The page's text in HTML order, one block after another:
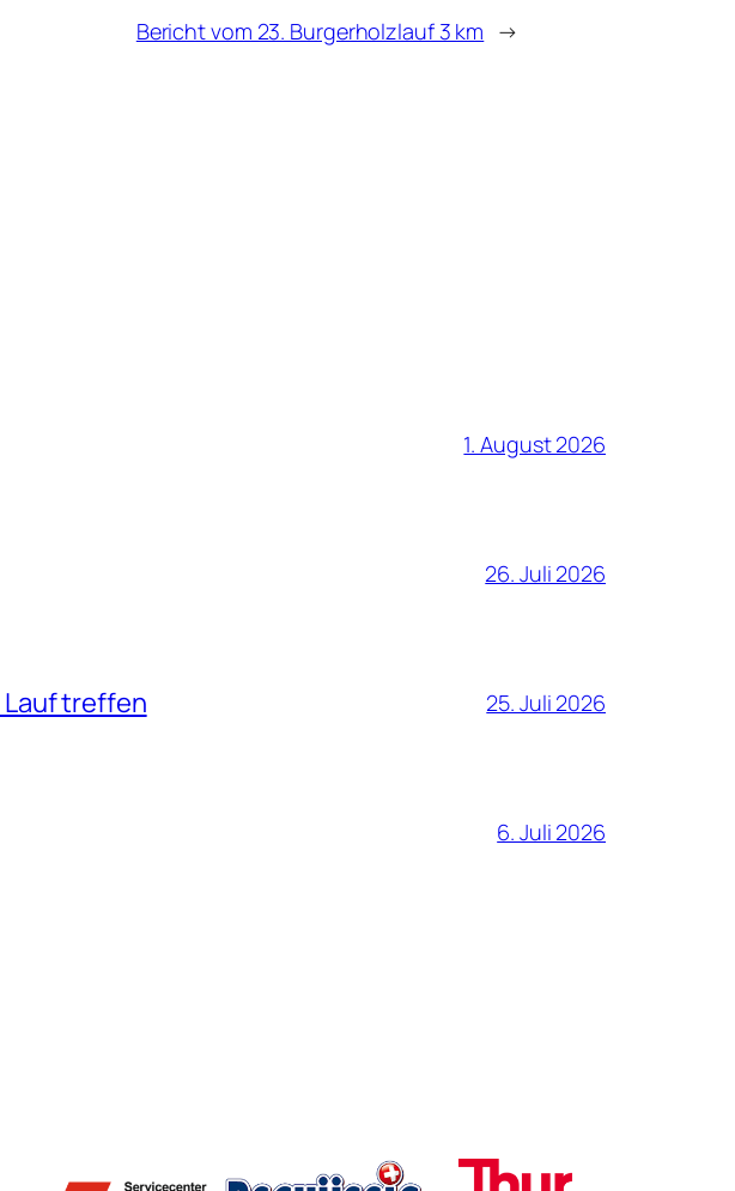
Bericht vom 23. Burgerholzlauf 3 km →
1. August 2026
26. Juli 2026
Lauf treffen 25. Juli 2026
6. Juli 2026